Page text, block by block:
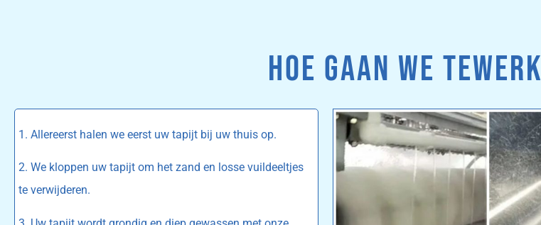
HOE GAAN WE TEWERK
1. Allereerst halen we eerst uw tapijt bij uw thuis op.
2. We kloppen uw tapijt om het zand en losse vuildeeltjes
te verwijderen.